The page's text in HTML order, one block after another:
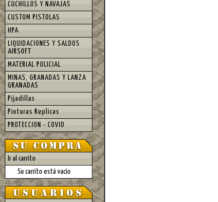
CUCHILLOS Y NAVAJAS
CUSTOM PISTOLAS
HPA
LIQUIDACIONES Y SALDOS
AIRSOFT
MATERIAL POLICIAL
MINAS, GRANADAS Y LANZA
GRANADAS
Pijadillas
Pinturas Replicas
PROTECCION - COVID
Ir al carrito
Su carrito está vacío